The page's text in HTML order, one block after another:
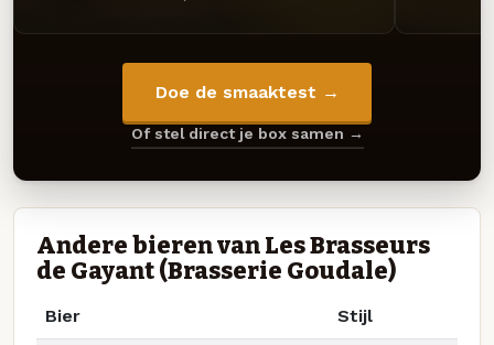
Doe de smaaktest →
Of stel direct je box samen →
Andere bieren van Les Brasseurs
de Gayant (Brasserie Goudale)
Bier Stijl